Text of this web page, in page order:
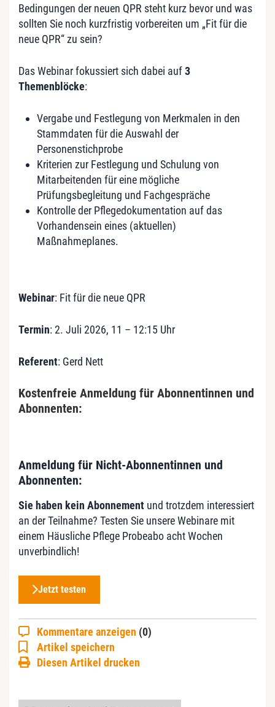
Bedingungen der neuen QPR steht kurz bevor und was
sollten Sie noch kurzfristig vorbereiten um „Fit für die
neue QPR“ zu sein?
Das Webinar fokussiert sich dabei auf3
Themenblöcke:
Vergabe und Festlegung von Merkmalen in den
Stammdaten für die Auswahl der
Personenstichprobe
Kriterien zur Festlegung und Schulung von
Mitarbeitenden für eine mögliche
Prüfungsbegleitung und Fachgespräche
Kontrolle der Pflegedokumentation auf das
Vorhandensein eines (aktuellen)
Maßnahmeplanes.
Webinar: Fit für die neue QPR
Termin: 2. Juli 2026, 11 – 12:15 Uhr
Referent: Gerd Nett
Kostenfreie Anmeldung für Abonnentinnen und
Abonnenten:
Anmeldung für Nicht-Abonnentinnen und
Abonnenten:
Sie haben kein Abonnement und trotzdem interessiert
an der Teilnahme? Testen Sie unsere Webinare mit
einem Häusliche Pflege Probeabo acht Wochen
unverbindlich!
Jetzt testen
Kommentare anzeigen (0)
Artikel speichern
Diesen Artikel drucken